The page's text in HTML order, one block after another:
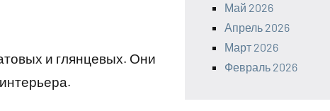
и глянцевых. Они
Май 2026
Апрель 2026
Март 2026
Февраль 2026